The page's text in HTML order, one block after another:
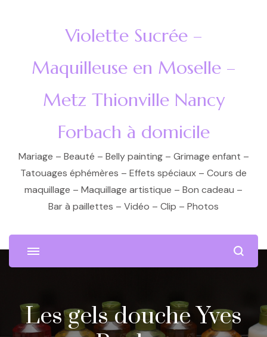
Violette Sucrée –
Maquilleuse en Moselle –
Metz Thionville Nancy
Forbach à domicile
Mariage – Beauté – Belly painting – Grimage enfant –
Tatouages éphémères – Effets spéciaux – Cours de
maquillage – Maquillage artistique – Bon cadeau –
Bar à paillettes – Vidéo – Clip – Photos
Les gels douche Yves